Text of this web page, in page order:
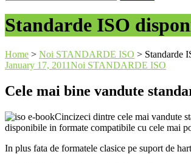
for:
Standarde ISO
Home > Noi STANDARDE ISO > Standarde
January 17, 2011Noi STANDARDE ISO
Cele mai bine vandute
Cincizeci dintre cele mai vandute
disponibile in formate compatibile cu cele mai
In plus fata de formatele clasice pe suport de